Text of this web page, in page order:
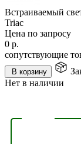
Встраиваемый
Triac
Цена по запросу
0 р.
сопутствующие
В корзину
Нет в наличии